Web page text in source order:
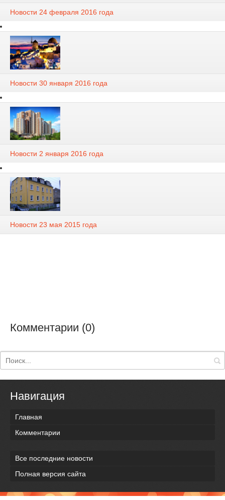
Новости 24 февраля 2016 года
Новости 30 января 2016 года
Новости 2 января 2016 года
Новости 23 мая 2015 года
Комментарии (0)
Навигация
Главная
Комментарии
Все последние новости
Полная версия сайта